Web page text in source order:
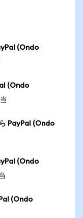
(Ondo
(Ondo
PayPal (Ondo
(Ondo
(Ondo